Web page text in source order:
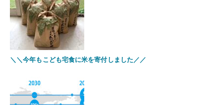
＼＼今年もこども宅食に米を寄付しました／／